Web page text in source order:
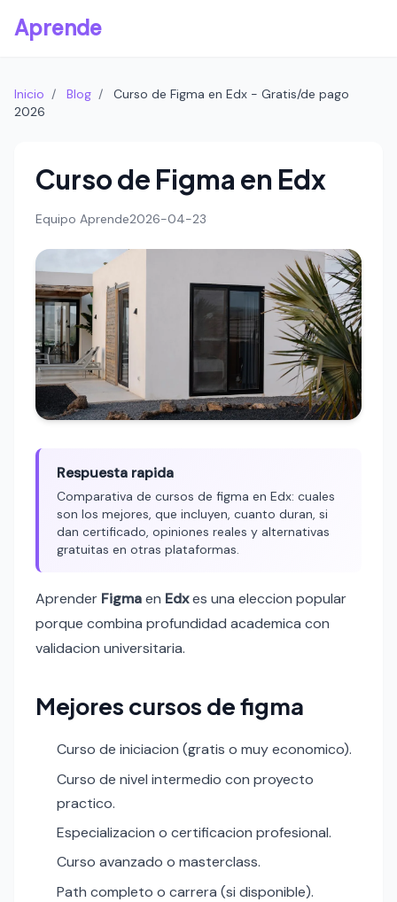
Aprende
Inicio / Blog /
Curso de Figma en Edx - Gratis/de pago
2026
Curso de Figma en Edx
Equipo Aprende2026-04-23
Respuesta rapida
Comparativa de cursos de figma en Edx: cuales
son los mejores, que incluyen, cuanto duran, si
dan certificado, opiniones reales y alternativas
gratuitas en otras plataformas.
Aprender Figmaen Edxes una eleccion popular
porque combina profundidad academica con
validacion universitaria.
Mejores cursos de figma
Curso de iniciacion (gratis o muy economico).
Curso de nivel intermedio con proyecto
practico.
Especializacion o certificacion profesional.
Curso avanzado o masterclass.
Path completo o carrera (si disponible).